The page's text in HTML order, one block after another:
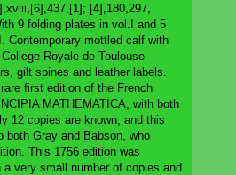
[4],180,297,
9 folding plates in vol.I and 5
Contemporary mottled calf with
Royale de Toulouse
gilt spines and leather labels.
first edition of the French
MATHEMATICA, with both
12 copies are known, and this
both Gray and Babson, who
This 1756 edition was
very small number of copies and